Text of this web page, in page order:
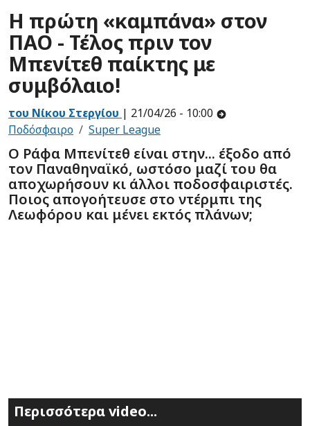
Η πρώτη «καμπάνα» στον
ΠΑΟ - Τέλος πριν τον
Μπενίτεθ παίκτης με
συμβόλαιο!
του Νίκου Στεργίου | 21/04/26 - 10:00
Ποδόσφαιρο
Super League
Ο Ράφα Μπενίτεθ είναι στην... έξοδο από
τον Παναθηναϊκό, ωστόσο μαζί του θα
αποχωρήσουν κι άλλοι ποδοσφαιριστές.
Ποιος απογοήτευσε στο ντέρμπι της
Λεωφόρου και μένει εκτός πλάνων;
Περισσότερα video...